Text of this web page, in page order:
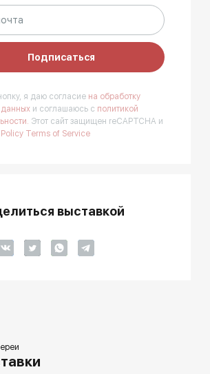
Подписаться
я даю согласие на обработку
и соглашаюсь с политикой
Этот сайт защищен reCAPTCHA и
Terms of Service
выставкой